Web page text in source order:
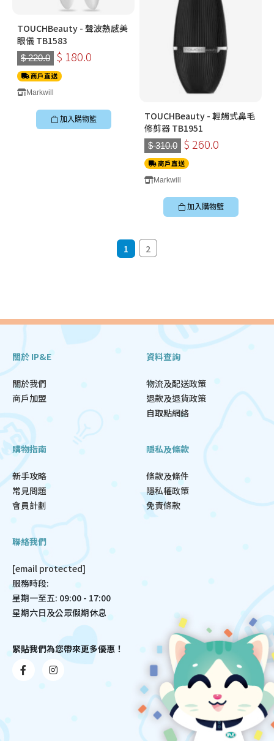
TOUCHBeauty - 聲波熱感美
眼儀 TB1583
$ 220.0 $ 180.0
商戶直送
Markwill
加入購物籃
TOUCHBeauty - 輕觸式鼻毛
修剪器 TB1951
$ 310.0 $ 260.0
商戶直送
Markwill
加入購物籃
1 2
關於 IP&E
關於我們
商戶加盟
資料查詢
物流及配送政策
退款及退貨政策
自取點網絡
購物指南
新手攻略
常見問題
會員計劃
隱私及條款
條款及條件
隱私權政策
免責條款
聯絡我們
[email protected]
服務時段:
星期一至五: 09:00 - 17:00
星期六日及公眾假期休息
緊貼我們為您帶來更多優惠！